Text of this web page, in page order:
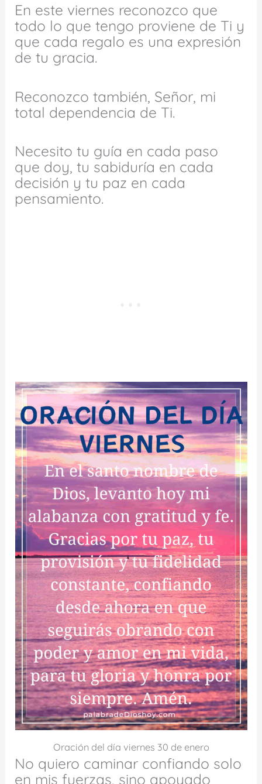
En este viernes reconozco que
todo lo que tengo proviene de Ti y
que cada regalo es una expresión
de tu gracia.
Reconozco también, Señor, mi
total dependencia de Ti.
Necesito tu guía en cada paso
que doy, tu sabiduría en cada
decisión y tu paz en cada
pensamiento.
Oración del día viernes 30 de enero
No quiero caminar confiando solo
en mis fuerzas, sino apoyado